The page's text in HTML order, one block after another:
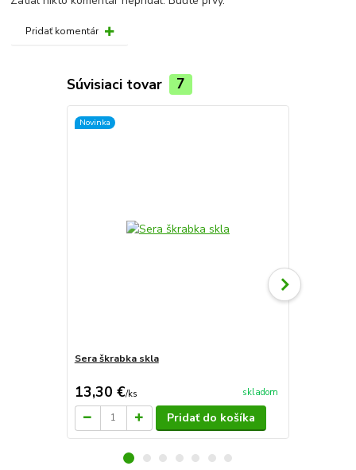
Pridať komentár
Súvisiaci tovar 7
Novinka
Sera škrabka skla
13,30 €/ks skladom
Pridať do košíka